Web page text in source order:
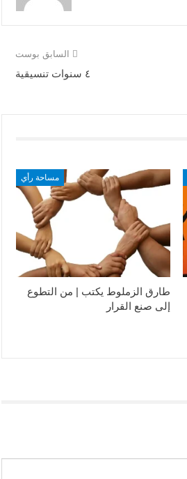
السابق بوست
٤ سنوات تنسيقية
مساحة رأي
طارق الزملوط يكتب | من التطوع
إلى صنع القرار